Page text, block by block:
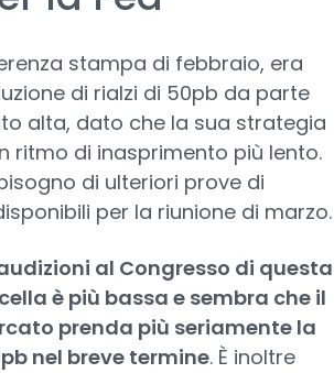
stampa di febbraio, era
di rialzi di 50pb da parte
alta, dato che la sua strategia
ritmo di inasprimento più lento.
di ulteriori prove di
per la riunione di marzo.
al Congresso di questa
è più bassa e sembra che il
prenda più seriamente la
nel breve termine. È inoltre